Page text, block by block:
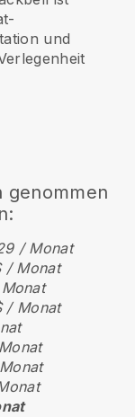
und
genommen
/ Monat
/ Monat
/ Monat